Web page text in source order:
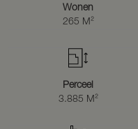
Wonen
265 M²
Perceel
3.885 M²